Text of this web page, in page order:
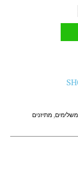
, מתיזנים